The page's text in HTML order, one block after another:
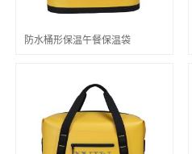
防水桶形保温午餐保温袋